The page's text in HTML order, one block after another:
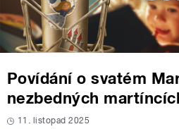
Povídání o svatém
nezbedných
11. listopad 2025